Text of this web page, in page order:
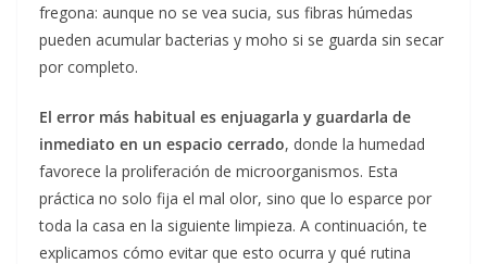
fregona: aunque no se vea sucia, sus fibras húmedas
pueden acumular bacterias y moho si se guarda sin secar
por completo.
El error más habitual es enjuagarla y guardarla de
inmediato en un espacio cerrado, donde la humedad
favorece la proliferación de microorganismos. Esta
práctica no solo fija el mal olor, sino que lo esparce por
toda la casa en la siguiente limpieza. A continuación, te
explicamos cómo evitar que esto ocurra y qué rutina